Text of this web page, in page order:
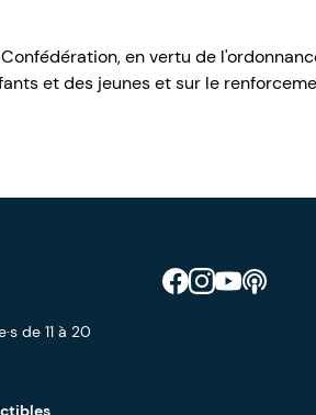
en vertu de
et des jeunes et sur le
Retrouve CIAO
Retrouve
Retrouve
de 11 à 20